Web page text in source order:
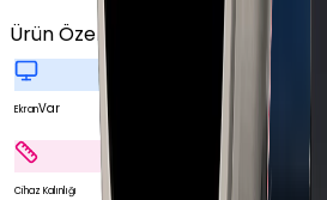
Ürün Özellikleri
Tümünü Gör
EkranVar
Cihaz Kalınlığı